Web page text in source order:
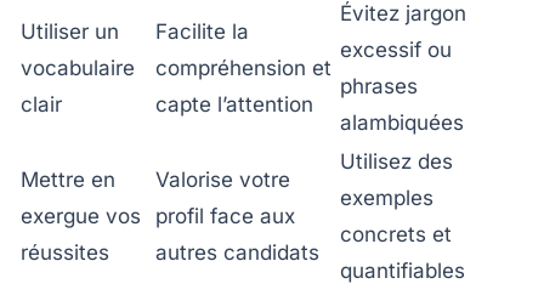
Utiliser un
vocabulaire
clair
Facilite la
compréhension et
capte l’attention
Évitez jargon
excessif ou
phrases
alambiquées
Mettre en
exergue vos
réussites
Valorise votre
profil face aux
autres candidats
Utilisez des
exemples
concrets et
quantifiables